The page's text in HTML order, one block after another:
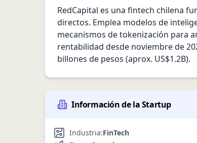
RedCapital es una fintech chilena
directos. Emplea modelos de
mecanismos de tokenización para
rentabilidad desde noviembre de
billones de pesos (aprox. US$1.2B).
Información de la Startup
Industria:FinTech